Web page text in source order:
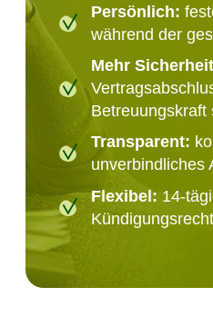
Persönlich:
während der
Mehr
Betreuungskraft
Transparent:
unverbindliches
Flexibel: 14-
Kündigungsrecht